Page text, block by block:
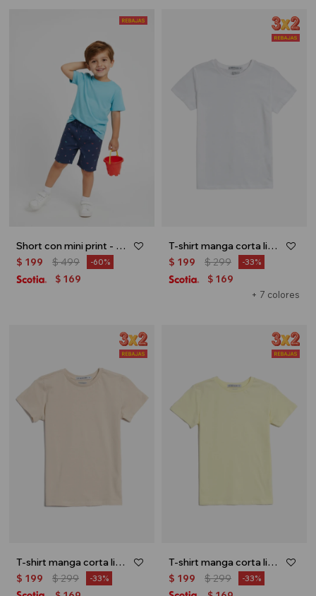
Short con mini print - Azul
$ 199 $499 60
$ 169
T-shirt manga corta lisa - Blanco
+ 7 colores
$ 199 $299 33
$ 169
T-shirt manga corta lisa - Beige
$ 199 $299 33
T-shirt manga corta lisa - Amarillo
$ 199 $299 33